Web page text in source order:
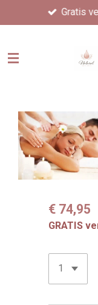
direct
de
Gratis
€ 74,95
GRATIS